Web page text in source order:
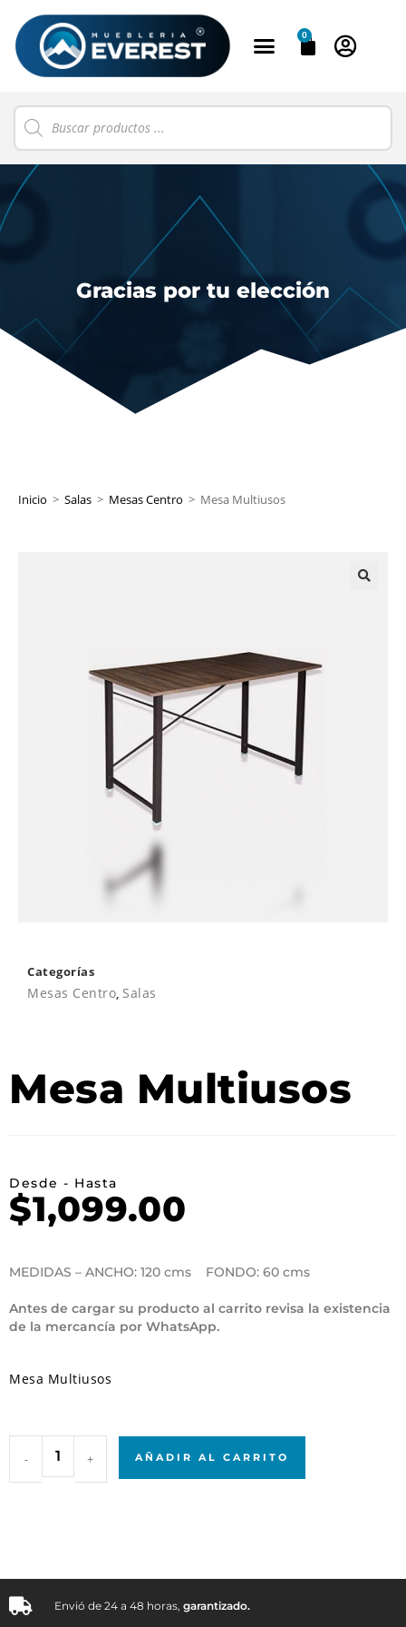
0
Gracias por tu elección
Inicio > Salas > Mesas Centro > Mesa Multiusos
Categorías
Mesas Centro, Salas
Mesa Multiusos
Desde - Hasta
$1,099.00
MEDIDAS – ANCHO: 120 cms FONDO: 60 cms
Antes de cargar su producto al carrito revisa la existencia
de la mercancía por WhatsApp.
Mesa Multiusos
- + AÑADIR AL CARRITO
Envió de 24 a 48 horas, garantizado.